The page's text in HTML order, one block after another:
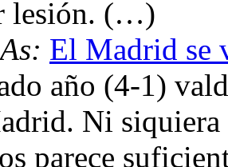
lesión. (…)
El Madrid se
año (4-1)
Ni
parece